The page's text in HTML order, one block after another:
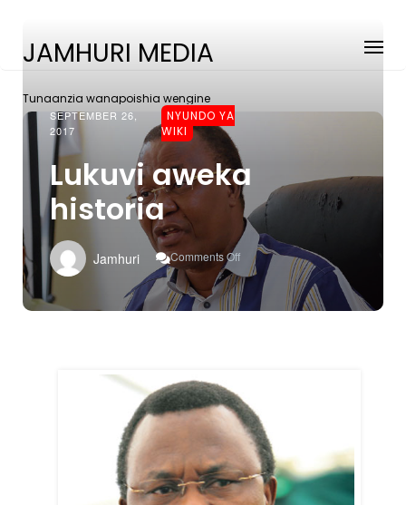
JAMHURI MEDIA
Tunaanzia wanapoishia wengine
SEPTEMBER 26,
2017
NYUNDO YA
WIKI
Lukuvi aweka
historia
Jamhuri Comments Off
Lukuvi
Aweka
Historia